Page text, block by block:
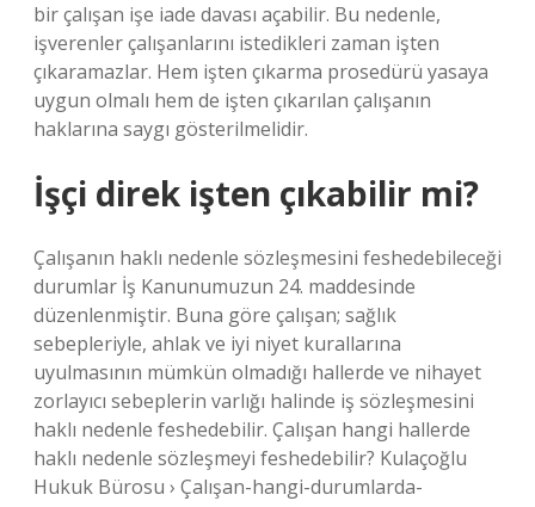
bir çalışan işe iade davası açabilir. Bu nedenle,
işverenler çalışanlarını istedikleri zaman işten
çıkaramazlar. Hem işten çıkarma prosedürü yasaya
uygun olmalı hem de işten çıkarılan çalışanın
haklarına saygı gösterilmelidir.
İşçi direk işten çıkabilir mi?
Çalışanın haklı nedenle sözleşmesini feshedebileceği
durumlar İş Kanunumuzun 24. maddesinde
düzenlenmiştir. Buna göre çalışan; sağlık
sebepleriyle, ahlak ve iyi niyet kurallarına
uyulmasının mümkün olmadığı hallerde ve nihayet
zorlayıcı sebeplerin varlığı halinde iş sözleşmesini
haklı nedenle feshedebilir. Çalışan hangi hallerde
haklı nedenle sözleşmeyi feshedebilir? Kulaçoğlu
Hukuk Bürosu › Çalışan-hangi-durumlarda-